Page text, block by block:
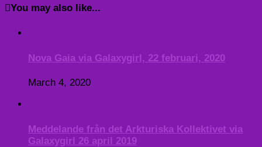
You may also like...
Nova Gaia via Galaxygirl, 22 februari, 2020
March 4, 2020
Meddelande från det Arkturiska Kollektivet via
Galaxygirl 26 april 2019